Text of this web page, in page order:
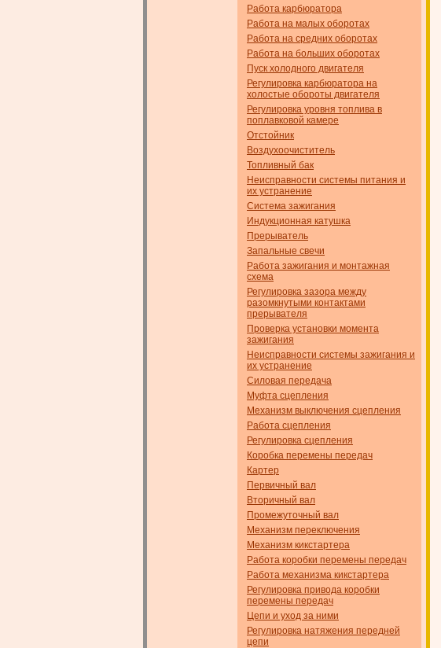
Работа карбюратора
Работа на малых оборотах
Работа на средних оборотах
Работа на больших оборотах
Пуск холодного двигателя
Регулировка карбюратора на
холостые обороты двигателя
Регулировка уровня топлива в
поплавковой камере
Отстойник
Воздухоочиститель
Топливный бак
Неисправности системы питания и
их устранение
Система зажигания
Индукционная катушка
Прерыватель
Запальные свечи
Работа зажигания и монтажная
схема
Регулировка зазора между
разомкнутыми контактами
прерывателя
Проверка установки момента
зажигания
Неисправности системы зажигания и
их устранение
Силовая передача
Муфта сцепления
Механизм выключения сцепления
Работа сцепления
Регулировка сцепления
Коробка перемены передач
Картер
Первичный вал
Вторичный вал
Промежуточный вал
Механизм переключения
Механизм кикстартера
Работа коробки перемены передач
Работа механизма кикстартера
Регулировка привода коробки
перемены передач
Цепи и уход за ними
Регулировка натяжения передней
цепи